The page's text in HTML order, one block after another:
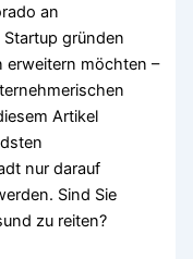
an
gründen
erweitern möchten –
Artikel
nur darauf
Sind Sie
zu reiten?